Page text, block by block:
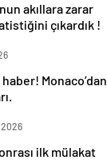
akıllara zarar
çıkardık !
Monaco’dan
ilk mülakat